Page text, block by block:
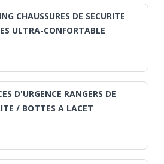
CHAUSSURES DE SECURITE
ULTRA-CONFORTABLE
D'URGENCE RANGERS DE
/ BOTTES A LACET